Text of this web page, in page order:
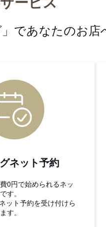
であなたのお
ネット予約
0円で始められるネッ
す。
ット予約を受け付けら
す。